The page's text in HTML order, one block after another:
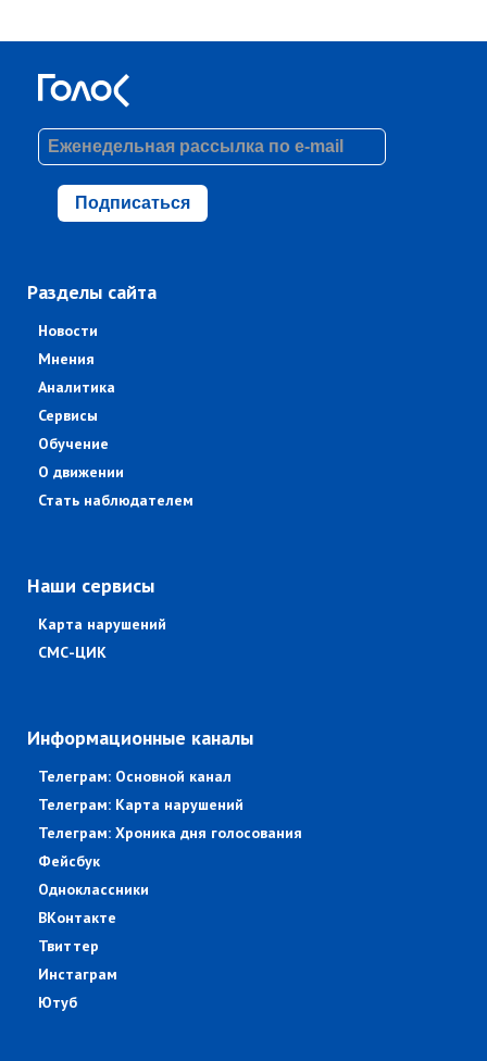
Подписаться
Разделы сайта
Новости
Мнения
Аналитика
Сервисы
Обучение
О движении
Стать наблюдателем
Наши сервисы
Карта нарушений
СМС-ЦИК
Информационные каналы
Телеграм: Основной канал
Телеграм: Карта нарушений
Телеграм: Хроника дня голосования
Фейсбук
Одноклассники
ВКонтакте
Твиттер
Инстаграм
Ютуб